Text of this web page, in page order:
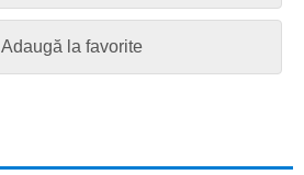
Adaugă la favorite